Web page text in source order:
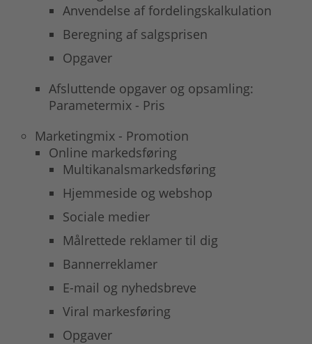
Anvendelse af fordelingskalkulation
Beregning af salgsprisen
Opgaver
Afsluttende opgaver og opsamling:
Parametermix - Pris
Marketingmix - Promotion
Online markedsføring
Multikanalsmarkedsføring
Hjemmeside og webshop
Sociale medier
Målrettede reklamer til dig
Bannerreklamer
E-mail og nyhedsbreve
Viral markesføring
Opgaver